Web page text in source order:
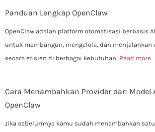
Panduan Lengkap OpenClaw
OpenClaw adalah platform otomatisasi berbasis
untuk membangun, mengelola, dan menjalankan
secara efisien di berbagai kebutuhan, Read more
Cara Menambahkan Provider dan Model
OpenClaw
Jika sebelumnya kamu sudah menambahkan